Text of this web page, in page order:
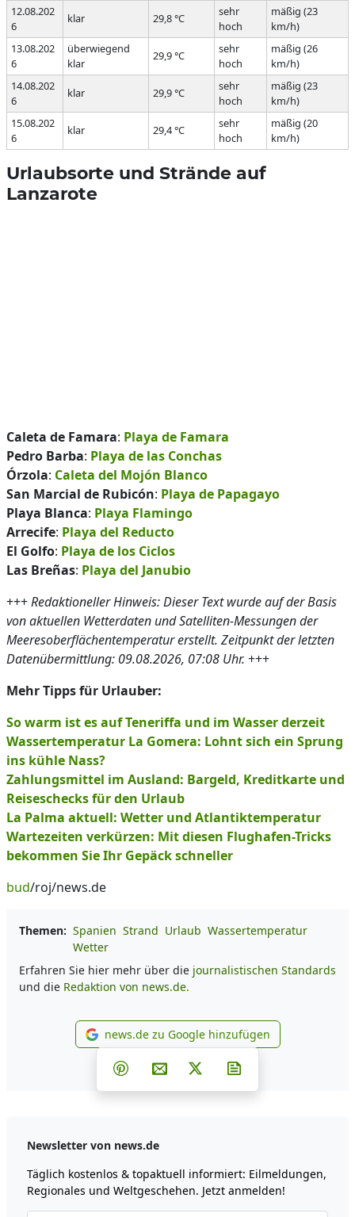
12.08.202
6
klar 29,8 °C
sehr
hoch
mäßig (23
km/h)
13.08.202
6
überwiegend
klar
29,9 °C
sehr
hoch
mäßig (26
km/h)
14.08.202
6
klar 29,9 °C
sehr
hoch
mäßig (23
km/h)
15.08.202
6
klar 29,4 °C
sehr
hoch
mäßig (20
km/h)
Urlaubsorte und Strände auf
Lanzarote
Caleta de Famara: Playa de Famara
Pedro Barba: Playa de las Conchas
Órzola: Caleta del Mojón Blanco
San Marcial de Rubicón: Playa de Papagayo
Playa Blanca: Playa Flamingo
Arrecife: Playa del Reducto
El Golfo: Playa de los Ciclos
Las Breñas: Playa del Janubio
+++Redaktioneller Hinweis: Dieser Text wurde auf der Basis
von aktuellen Wetterdaten und Satelliten-Messungen der
Meeresoberflächentemperatur erstellt. Zeitpunkt der letzten
Datenübermittlung: 09.08.2026, 07:08 Uhr. +++
Mehr Tipps für Urlauber:
So warm ist es auf Teneriffa und im Wasser derzeit
Wassertemperatur La Gomera: Lohnt sich ein Sprung
ins kühle Nass?
Zahlungsmittel im Ausland: Bargeld, Kreditkarte und
Reiseschecks für den Urlaub
La Palma aktuell: Wetter und Atlantiktemperatur
Wartezeiten verkürzen: Mit diesen Flughafen-Tricks
bekommen Sie Ihr Gepäck schneller
bud/roj/news.de
Themen: Spanien Strand Urlaub Wassertemperatur
Wetter
Erfahren Sie hier mehr über die journalistischen Standards
und die Redaktion von news.de.
news.de zu Google
news.de zu Google hinzufügen
Teilen auf Facebook
Teilen auf Whatsapp
Teilen auf Telegram
Teilen auf Pinterest
Per E-Mail teilen
Post auf X
Newsletter von news.de
Täglich kostenlos & topaktuell informiert: Eilmeldungen,
Regionales und Weltgeschehen. Jetzt anmelden!